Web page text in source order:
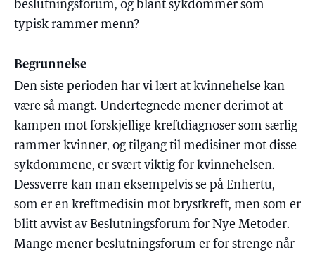
beslutningsforum, og blant sykdommer som
typisk rammer menn?
Begrunnelse
Den siste perioden har vi lært at kvinnehelse kan
være så mangt. Undertegnede mener derimot at
kampen mot forskjellige kreftdiagnoser som særlig
rammer kvinner, og tilgang til medisiner mot disse
sykdommene, er svært viktig for kvinnehelsen.
Dessverre kan man eksempelvis se på Enhertu,
som er en kreftmedisin mot brystkreft, men som er
blitt avvist av Beslutningsforum for Nye Metoder.
Mange mener beslutningsforum er for strenge når